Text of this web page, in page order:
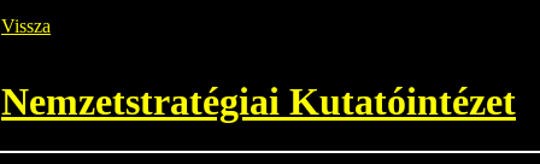
Vissza
Nemzetstratégiai Kutatóintézet